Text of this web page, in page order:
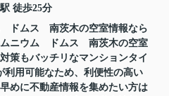
駅 徒歩25分
ドムス 南茨木の空室情報なら
ムニウム ドムス 南茨木の空室
策もバッチリなマンションタイ
利用可能なため、利便性の高い
めに不動産情報を集めたい方は